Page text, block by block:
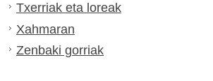
Txerriak eta loreak
Xahmaran
Zenbaki gorriak